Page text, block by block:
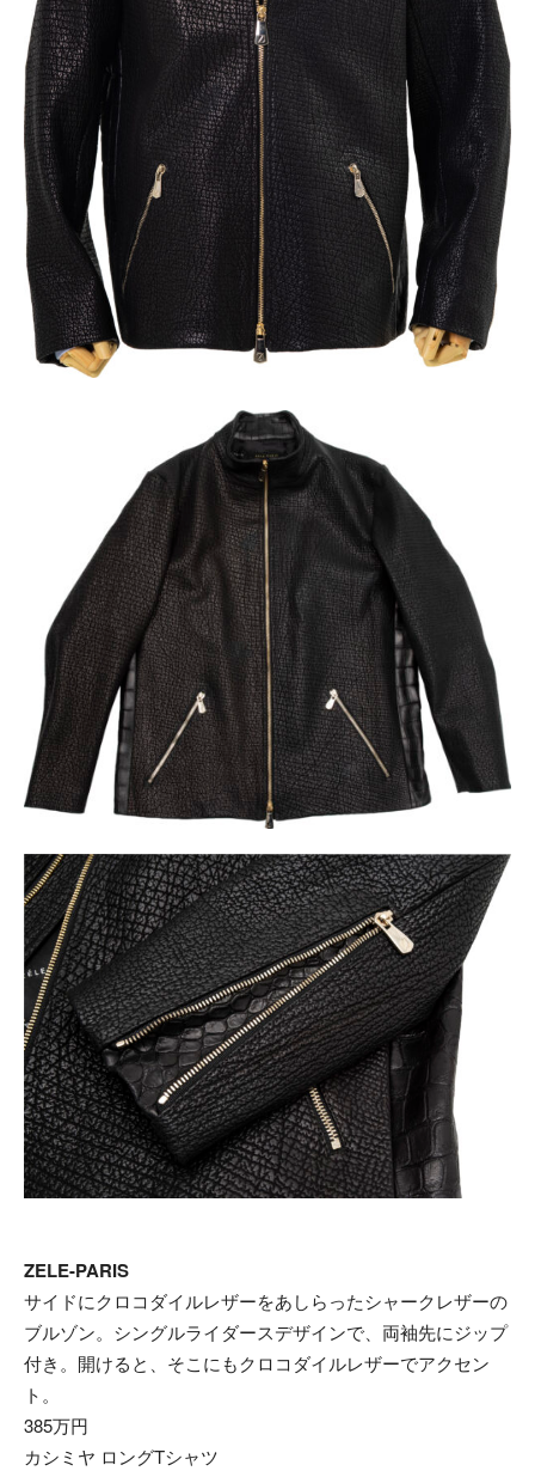
ZELE-PARIS
サイドにクロコダイルレザーをあしらったシャークレザーの
ブルゾン。シングルライダースデザインで、両袖先にジップ
付き。開けると、そこにもクロコダイルレザーでアクセン
ト。
385万円
カシミヤ ロングTシャツ